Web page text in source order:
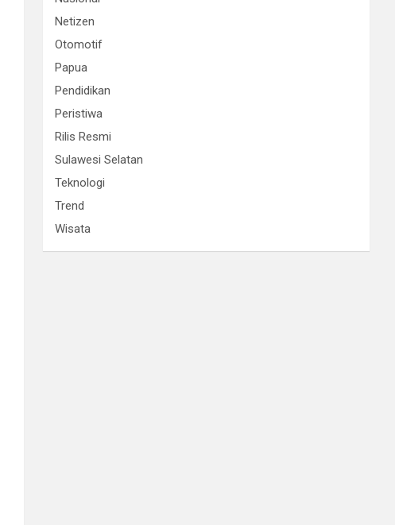
Netizen
Otomotif
Papua
Pendidikan
Peristiwa
Rilis Resmi
Sulawesi Selatan
Teknologi
Trend
Wisata